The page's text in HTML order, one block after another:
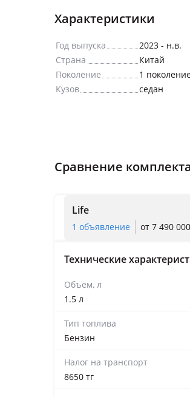
контроль, круиз-контроль,
сидений, парктроники
Характеристики
Год выпуска
2023 - н.в.
Страна
Китай
Поколение
1
Кузов
седан
Life
от 7 490
1 объявление
Сравнение
Технические
1.5 л
Бензин
8650 тг
Объём, л
Тип топлива
Налог на транспорт